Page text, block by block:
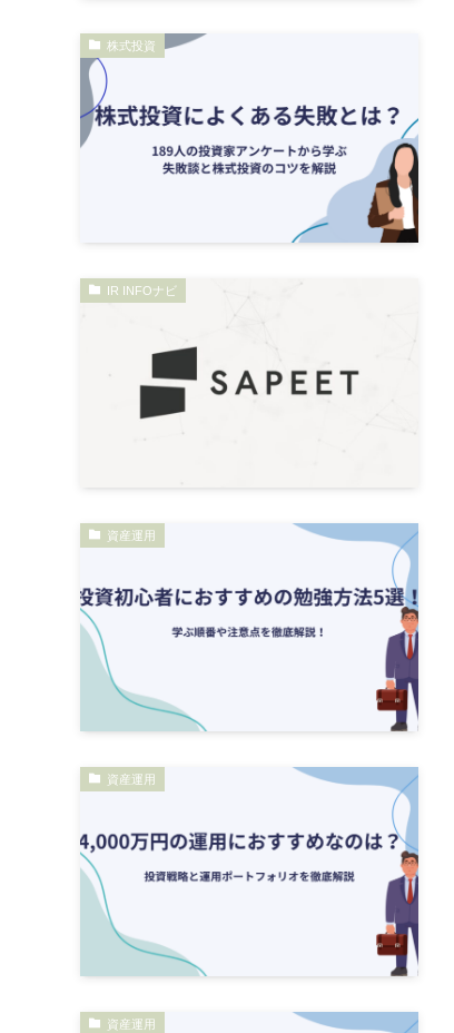
株式投資
IR INFOナビ
資産運用
資産運用
資産運用